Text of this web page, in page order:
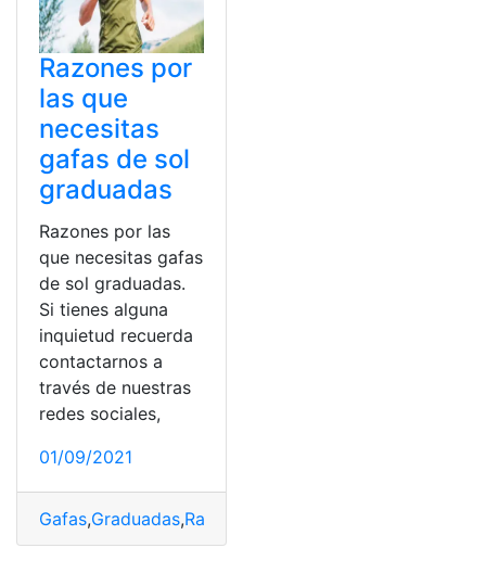
Razones por
las que
necesitas
gafas de sol
graduadas
Razones por las
que necesitas gafas
de sol graduadas.
Si tienes alguna
inquietud recuerda
contactarnos a
través de nuestras
redes sociales,
01/09/2021
Gafas,Graduadas,Razón